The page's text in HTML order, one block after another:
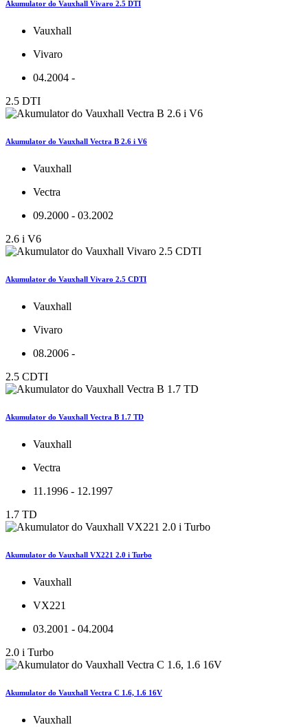
Akumulator do Vauxhall Vivaro 2.5 DTI
Vauxhall
Vivaro
04.2004 -
2.5 DTI
Akumulator do Vauxhall Vectra B 2.6 i V6
Vauxhall
Vectra
09.2000 - 03.2002
2.6 i V6
Akumulator do Vauxhall Vivaro 2.5 CDTI
Vauxhall
Vivaro
08.2006 -
2.5 CDTI
Akumulator do Vauxhall Vectra B 1.7 TD
Vauxhall
Vectra
11.1996 - 12.1997
1.7 TD
Akumulator do Vauxhall VX221 2.0 i Turbo
Vauxhall
VX221
03.2001 - 04.2004
2.0 i Turbo
Akumulator do Vauxhall Vectra C 1.6, 1.6 16V
Vauxhall